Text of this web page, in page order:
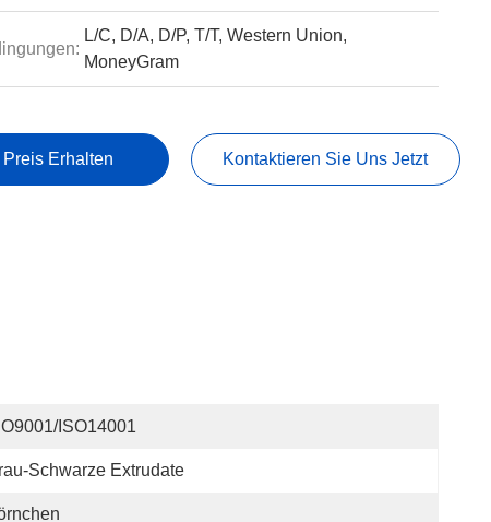
L/C, D/A, D/P, T/T, Western Union,
MoneyGram
Preis Erhalten Kontaktieren Sie Uns Jetzt
ISO14001
Schwarze Extrudate